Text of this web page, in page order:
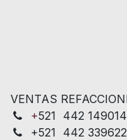
VENTAS
+521 442
+521 442